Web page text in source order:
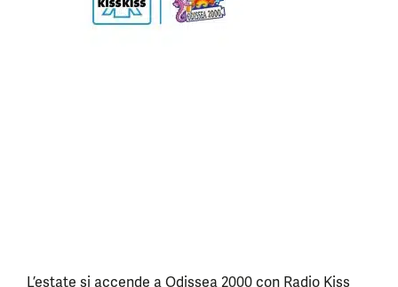
L’estate si accende a Odissea 2000 con Radio Kiss